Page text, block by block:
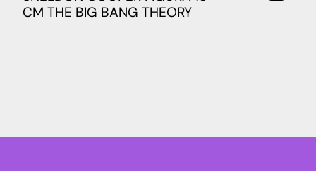
CM THE BIG BANG THEORY